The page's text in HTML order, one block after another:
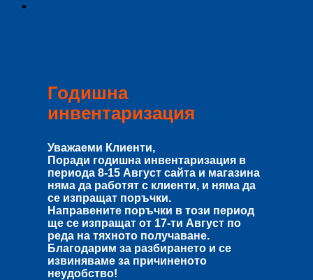
Годишна
инвентаризация
Уважаеми Клиенти,
Поради годишна инвентаризация в
периода 8-15 Август сайта и магазина
няма да работят с клиенти, и няма да
се изпращат поръчки.
Направените поръчки в този период
ще се изпращат от 17-ти Август по
реда на тяхното получаване.
Благодарим за разбирането и се
извиняваме за причиненото
неудобство!